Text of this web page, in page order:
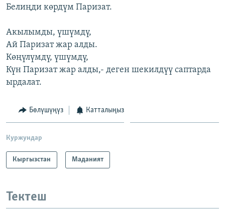
Белиңди көрдүм Паризат.
Акылымды, үшүмдү,
Ай Паризат жар алды.
Көңүлүмдү, үшүмдү,
Күн Паризат жар алды,- деген шекилдүү саптарда
ырдалат.
Бөлүшүңүз Катталыңыз
Куржундар
Кыргызстан Маданият
Тектеш